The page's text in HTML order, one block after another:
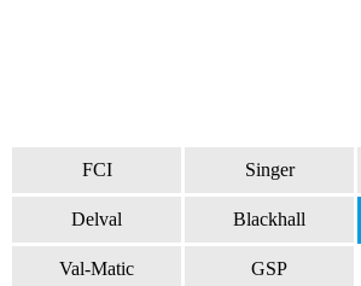
FCI Singer
Delval Blackhall
Val-Matic
GSP